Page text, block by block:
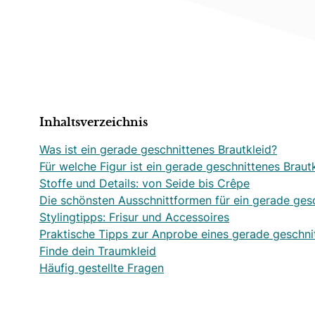
Inhaltsverzeichnis
Was ist ein gerade geschnittenes Brautkleid?
Für welche Figur ist ein gerade geschnittenes
Stoffe und Details: von Seide bis Crêpe
Die schönsten Ausschnittformen für ein gerade
Stylingtipps: Frisur und Accessoires
Praktische Tipps zur Anprobe eines gerade
Finde dein Traumkleid
Häufig gestellte Fragen